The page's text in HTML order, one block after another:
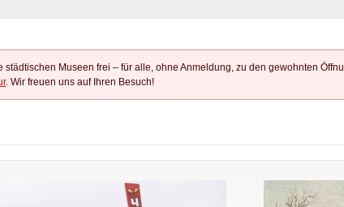
Museen frei – für alle, ohne Anmeldung, zu den gewohnten
. Wir freuen uns auf Ihren Besuch!